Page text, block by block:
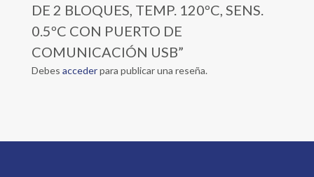
DE 2 BLOQUES, TEMP. 120ºC, SENS.
0.5ºC CON PUERTO DE
COMUNICACIÓN USB”
Debes accederpara publicar una reseña.